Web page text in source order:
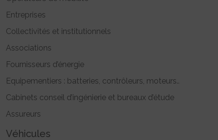
Entreprises
Collectivités et institutionnels
Associations
Fournisseurs d’énergie
Equipementiers : batteries, contrôleurs, moteurs..
Cabinets conseil d’ingénierie et bureaux d’étude
Assureurs
Véhicules